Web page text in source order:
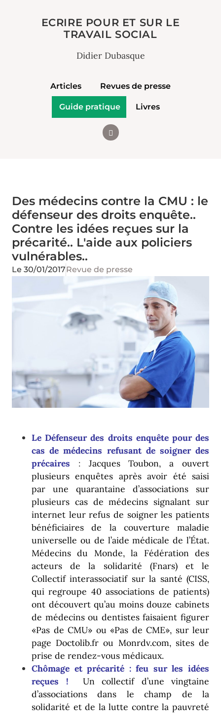
ECRIRE POUR ET SUR LE
TRAVAIL SOCIAL
Didier Dubasque
Articles Revues de presse
Guide pratique Livres
Des médecins contre la CMU : le
défenseur des droits enquête..
Contre les idées reçues sur la
précarité.. L'aide aux policiers
vulnérables..
Le 30/01/2017Revue de presse
Le Défenseur des droits enquête pour des
cas de médecins refusant de soigner des
précaires :Jacques Toubon, a ouvert
plusieurs enquêtes après avoir été saisi
par une quarantaine d’associations sur
plusieurs cas de médecins signalant sur
internet leur refus de soigner les patients
bénéficiaires de la couverture maladie
universelle ou de l’aide médicale de l’État.
Médecins du Monde, la Fédération des
acteurs de la solidarité (Fnars) et le
Collectif interassociatif sur la santé (CISS,
qui regroupe 40 associations de patients)
ont découvert qu’au moins douze cabinets
de médecins ou dentistes faisaient figurer
«Pas de CMU» ou «Pas de CME», sur leur
page Doctolib.fr ou Monrdv.com, sites de
prise de rendez-vous médicaux.
Chômage et précarité : feu sur les idées
reçues !
Un collectif d’une vingtaine
d’associations dans le champ de la
solidarité et de la lutte contre la pauvreté